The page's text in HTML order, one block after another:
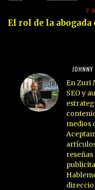
7
El rol de la
En Zuri
SEO y
medios